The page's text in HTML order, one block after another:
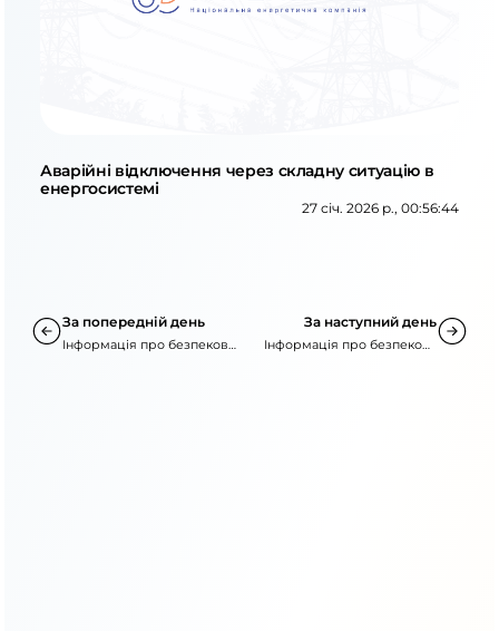
Аварійні відключення через складну ситуацію в
енергосистемі
27 січ. 2026 р., 00:56:44
За попередній день
Інформація про безпекову
За наступний день
Інформація про безпекову